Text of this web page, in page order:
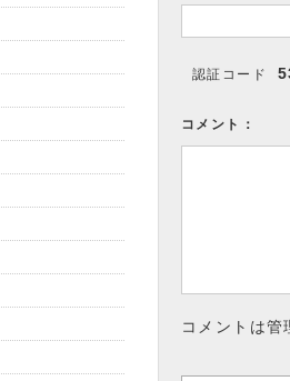
認証コード
コメント：
コメントは管